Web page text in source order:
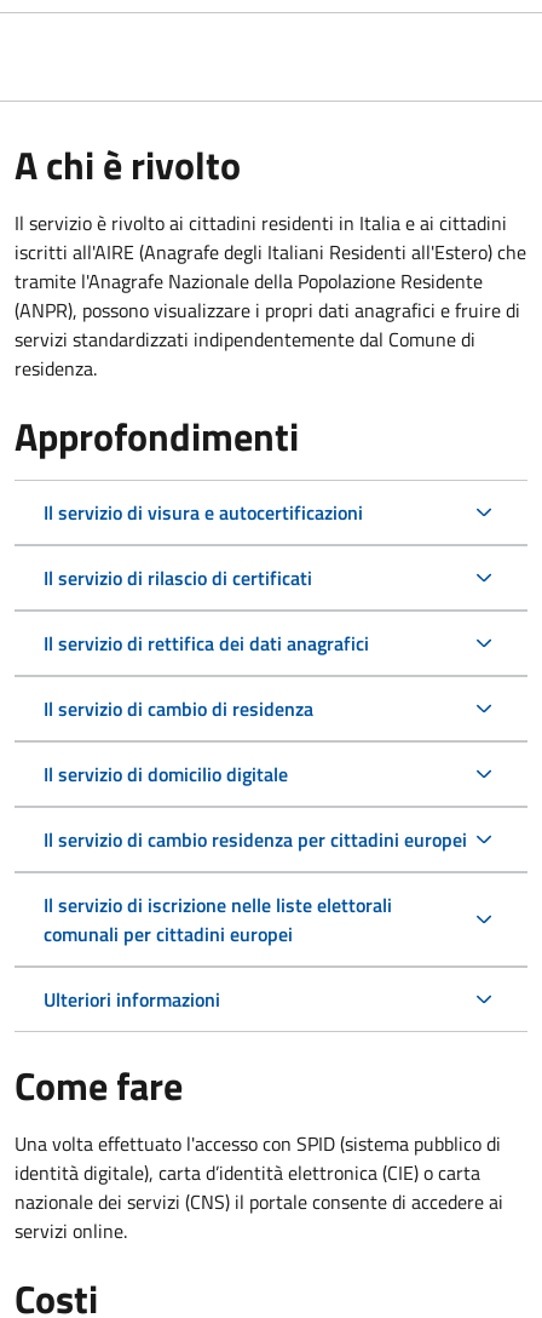
A chi è rivolto
Il servizio è rivolto ai cittadini residenti in Italia e ai cittadini
iscritti all'AIRE (Anagrafe degli Italiani Residenti all'Estero) che
tramite l'Anagrafe Nazionale della Popolazione Residente
(ANPR), possono visualizzare i propri dati anagrafici e fruire di
servizi standardizzati indipendentemente dal Comune di
residenza.
Approfondimenti
Il servizio di visura e autocertificazioni
Il servizio di rilascio di certificati
Il servizio di rettifica dei dati anagrafici
Il servizio di cambio di residenza
Il servizio di domicilio digitale
Il servizio di cambio residenza per cittadini europei
Il servizio di iscrizione nelle liste elettorali
comunali per cittadini europei
Ulteriori informazioni
Come fare
Una volta effettuato l'accesso con SPID (sistema pubblico di
identità digitale), carta d’identità elettronica (CIE) o carta
nazionale dei servizi (CNS) il portale consente di accedere ai
servizi online.
Costi